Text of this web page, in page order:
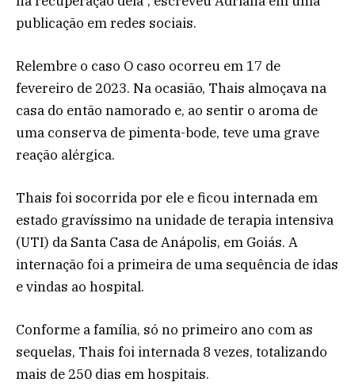
publicação em redes sociais.
Relembre o caso O caso ocorreu em 17 de
fevereiro de 2023. Na ocasião, Thais almoçava na
casa do então namorado e, ao sentir o aroma de
uma conserva de pimenta-bode, teve uma grave
reação alérgica.
Thais foi socorrida por ele e ficou internada em
estado gravíssimo na unidade de terapia intensiva
(UTI) da Santa Casa de Anápolis, em Goiás. A
internação foi a primeira de uma sequência de idas
e vindas ao hospital.
Conforme a família, só no primeiro ano com as
sequelas, Thais foi internada 8 vezes, totalizando
mais de 250 dias em hospitais.